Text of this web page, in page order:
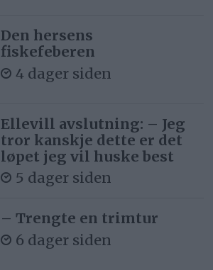
Den hersens
fiskefeberen
4 dager siden
Ellevill avslutning: – Jeg
tror kanskje dette er det
løpet jeg vil huske best
5 dager siden
– Trengte en trimtur
6 dager siden